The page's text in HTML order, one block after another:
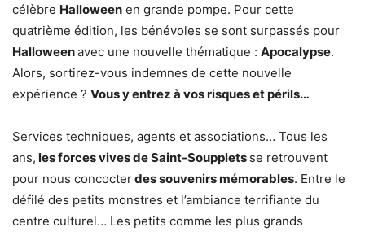
célèbre Halloween en grande pompe. Pour cette
quatrième édition, les bénévoles se sont surpassés pour
Halloweenavec une nouvelle thématique : Apocalypse.
Alors, sortirez-vous indemnes de cette nouvelle
expérience ? Vous y entrez à vos risques et périls…
Services techniques, agents et associations… Tous les
ans, les forces vives de Saint-Soupplets se retrouvent
pour nous concocterdes souvenirs mémorables. Entre le
défilé des petits monstres et l’ambiance terrifiante du
centre culturel… Les petits comme les plus grands